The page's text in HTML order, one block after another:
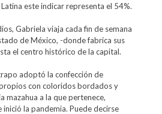
este indicar representa el 54%.
Gabriela viaja cada fin de semana
de México, -donde fabrica sus
el centro histórico de la capital.
adoptó la confección de
con coloridos bordados y
mazahua a la que pertenece,
la pandemia. Puede decirse